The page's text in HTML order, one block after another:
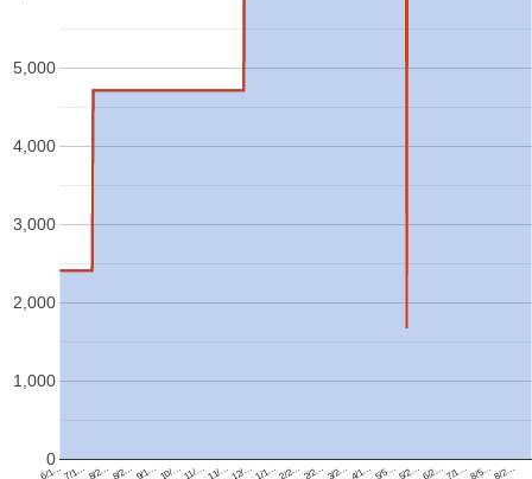
6/1…7/1… 8/2… 8/2… 9/1… 10/…11/…11/…12/…1/1…2/2… 2/2… 3/2… 4/1… 5/5…5/2…6/2…7/1…8/5…8/2…
0
1,000
2,000
3,000
4,000
5,000